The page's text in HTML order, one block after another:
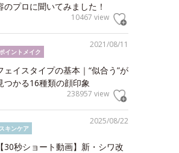
のプロに聞いてみました！
10467 view
2021/08/11
イントメイク
ェイスタイプの基本｜“似合う”が
つかる16種類の顔印象
238957 view
2025/08/22
スキンケア
【30秒ショート動画】新・シワ改